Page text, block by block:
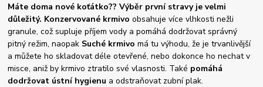
Máte doma nové koťátko?? Výběr první stravy je velmi
důležitý. Konzervované krmivo obsahuje více vlhkosti nežli
granule, což supluje příjem vody a pomáhá dodržovat správný
pitný režim, naopak Suché krmivomá tu výhodu, že je trvanlivější
a můžete ho skladovat déle otevřené, nebo dokonce ho nechat v
misce, aniž by krmivo ztratilo své vlasnosti. Také pomáhá
dodržovat ústní hygienu a odstraňovat zubní plak.